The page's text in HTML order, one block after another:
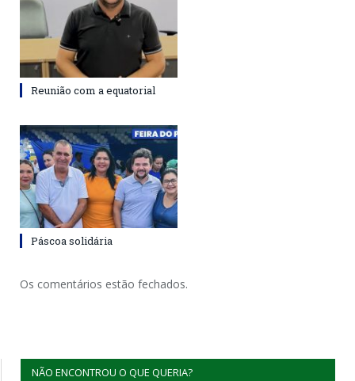
Reunião com a equatorial
Páscoa solidária
Os comentários estão fechados.
NÃO ENCONTROU O QUE QUERIA?